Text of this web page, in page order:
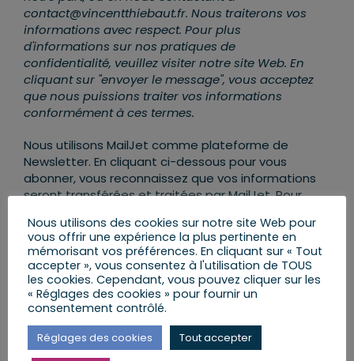
contact@vincentthiebaut.fr. Nous traiterons vos
informations avec respect. Pour plus
d'informations sur nos pratiques de
confidentialité, veuillez visiter notre site Web. En
cliquant sur "envoyer le message", vous acceptez
que nous puissions traiter vos informations
conformément à ces termes.
Nous utilisons MailJet comme plateforme de
Newsletter. En cliquant ci-dessous pour vous
abonner, vous reconnaissez que vos informations
seront transférées et traitées par MailJet. Pour
de MailJet,rendez-vous ICI.
AJOUTER AU CALENDRIER
Nous utilisons des cookies sur notre site Web pour
vous offrir une expérience la plus pertinente en
mémorisant vos préférences. En cliquant sur « Tout
accepter », vous consentez à l'utilisation de TOUS
les cookies. Cependant, vous pouvez cliquer sur les
« Réglages des cookies » pour fournir un
consentement contrôlé.
Réglages des cookies Tout accepter